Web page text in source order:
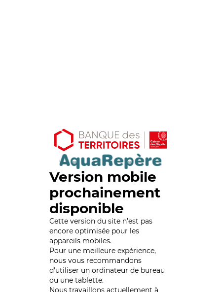
Version mobile
prochainement
disponible
Cette version du site n’est pas
encore optimisée pour les
appareils mobiles.
Pour une meilleure expérience,
nous vous recommandons
d'utiliser un ordinateur de bureau
ou une tablette.
Nous travaillons actuellement à